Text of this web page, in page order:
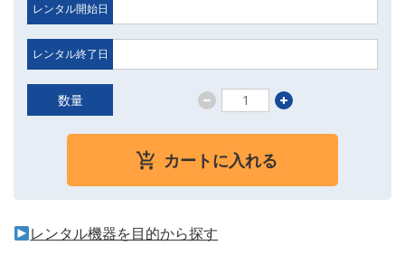
レンタル開始日
レンタル終了日
数量
カートに入れる
レンタル機器を目的から探す